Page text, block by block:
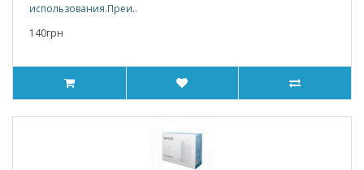
использования.Преи..
140грн